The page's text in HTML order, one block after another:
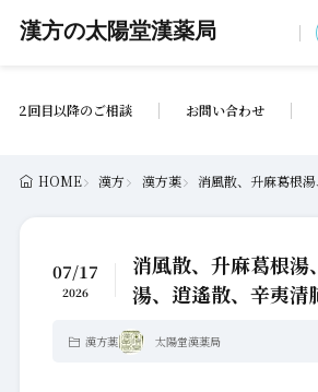
漢方の太陽堂漢薬局
2回目以降のご相談 お問い合わせ
HOME 漢方 漢方薬 消風散、升麻葛根
07/17
2026
消風散、升麻葛根湯
湯、逍遙散、辛夷清
漢方薬 太陽堂漢薬局